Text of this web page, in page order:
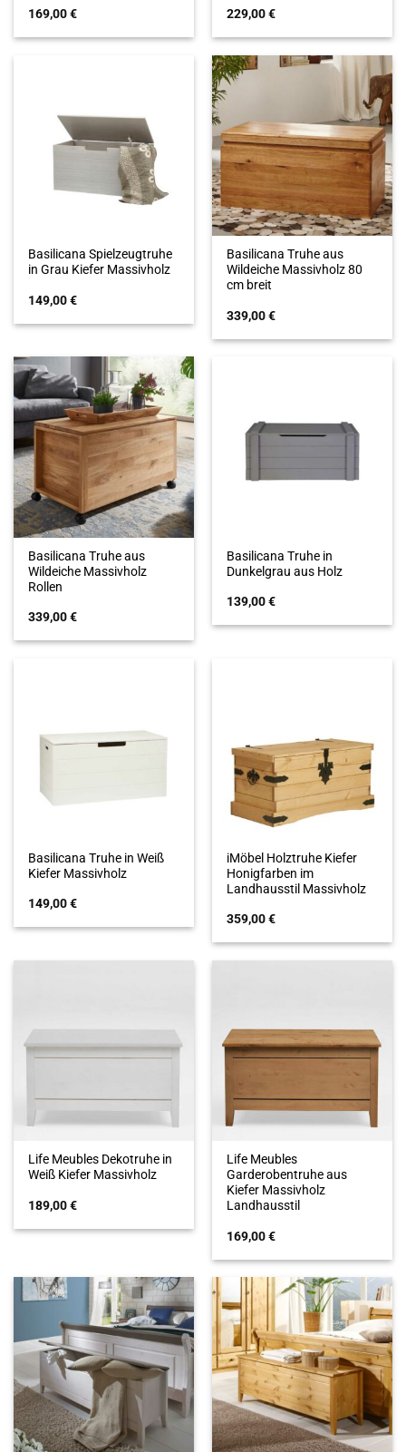
169,00€ 229,00€
Basilicana Spielzeugtruhe
in Grau Kiefer Massivholz
149,00€
Basilicana Truhe aus
Wildeiche Massivholz 80
cm breit
339,00€
Basilicana Truhe aus
Wildeiche Massivholz
Rollen
339,00€
Basilicana Truhe in
Dunkelgrau aus Holz
139,00€
Basilicana Truhe in Weiß
Kiefer Massivholz
149,00€
iMöbel Holztruhe Kiefer
Honigfarben im
Landhausstil Massivholz
359,00€
Life Meubles Dekotruhe in
Weiß Kiefer Massivholz
189,00€
Life Meubles
Garderobentruhe aus
Kiefer Massivholz
Landhausstil
169,00€